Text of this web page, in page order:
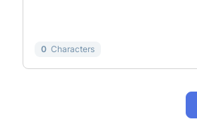
0 Characters